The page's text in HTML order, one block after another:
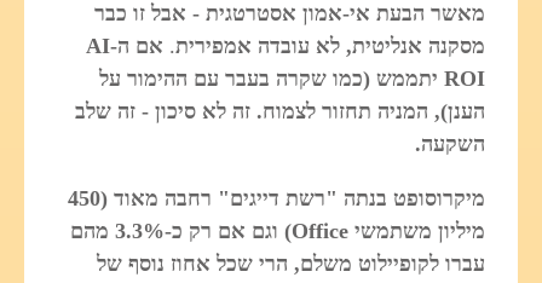
מאשר הבעת אי‑אמון אסטרטגית - אבל זו כבר
מסקנה אנליטית, לא עובדה אמפירית.
אם ה-AI
ROI יתממש (כמו שקרה בעבר עם ההימור על
הענן), המניה תחזור לצמוח. זה לא סיכון - זה שלב
השקעה.
מיקרוסופט בנתה "רשת דייגים" רחבה מאוד (450
מיליון משתמשי Office) וגם אם רק כ-3.3% מהם
עברו לקופיילוט משלם, הרי שכל אחוז נוסף של